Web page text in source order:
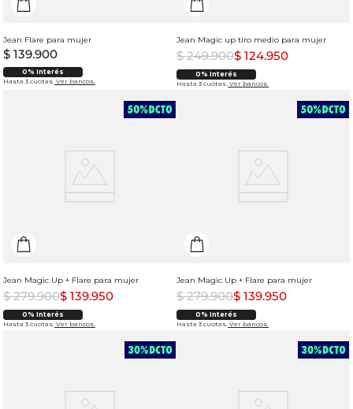
Jean Flare para mujer
$ 139.900
0% Interés
Hasta 3 cuotas. Ver bancos.
Jean Magic up tiro medio para mujer
$ 249.900$ 124.950
0% Interés
Hasta 3 cuotas. Ver bancos.
Jean Magic Up + Flare para mujer
$ 279.900$ 139.950
0% Interés
Hasta 3 cuotas. Ver bancos.
Jean Magic Up + Flare para mujer
$ 279.900$ 139.950
0% Interés
Hasta 3 cuotas. Ver bancos.